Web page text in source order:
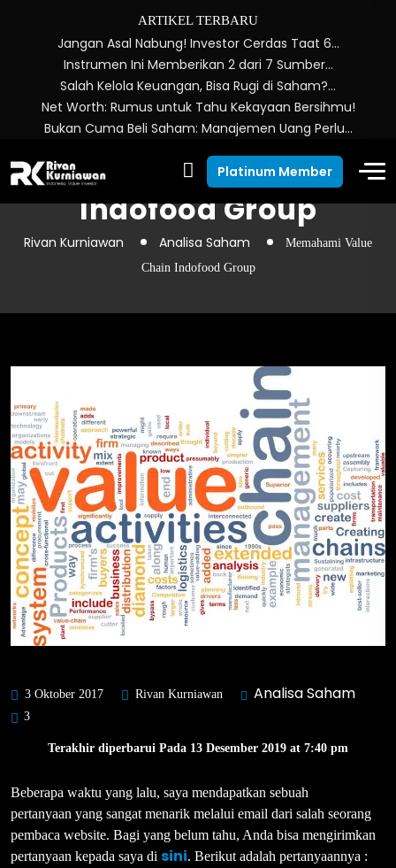
ARTIKEL TERBARU
Jangan Asal Nabung! Investor Cerdas Taat 6…
Instrumen Ini Memberikan 2 dari 7 Sumber…
Salah Kelola Keuangan, Bisa Rugi di Saham?…
Net Worth: Rumus untuk Tahu Kekayaan Bersihmu!
Bukan Cuma Beli Saham: Manajemen Uang Perlu…
Platinum Member
Memahami Value Chain
Indofood Group
Rivan Kurniawan Analisa Saham
Memahami Value
Chain Indofood Group
3 Oktober 2017 Rivan Kurniawan Analisa Saham
3
Terakhir diperbarui Pada 13 Desember 2019 at 7:40 pm
Beberapa waktu yang lalu, saya mendapatkan sebuah
pertanyaan yang sangat menarik melalui email dari salah seorang
pembaca website. Bagi yang belum tahu, Anda bisa mengirimkan
pertanyaan kepada saya di sini. Berikut adalah pertanyaannya :